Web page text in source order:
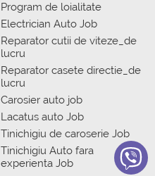
Program de loialitate
Electrician Auto Job
Reparator cutii de viteze_de
lucru
Reparator casete directie_de
lucru
Carosier auto job
Lacatus auto Job
Tinichigiu de caroserie Job
Tinichigiu Auto fara
experienta Job